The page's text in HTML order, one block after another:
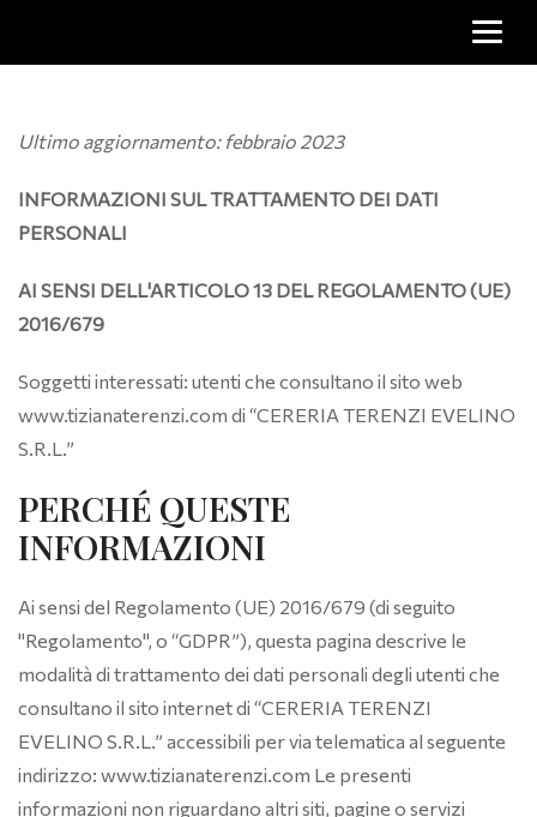
Ultimo aggiornamento: febbraio 2023
INFORMAZIONI SUL TRATTAMENTO DEI DATI
PERSONALI
AI SENSI DELL'ARTICOLO 13 DEL REGOLAMENTO (UE)
2016/679
Soggetti interessati: utenti che consultano il sito web
www.tizianaterenzi.com di “CERERIA TERENZI EVELINO
S.R.L.”
PERCHÉ QUESTE
INFORMAZIONI
Ai sensi del Regolamento (UE) 2016/679 (di seguito
"Regolamento", o “GDPR”), questa pagina descrive le
modalità di trattamento dei dati personali degli utenti che
consultano il sito internet di “CERERIA TERENZI
EVELINO S.R.L.” accessibili per via telematica al seguente
indirizzo: www.tizianaterenzi.com Le presenti
informazioni non riguardano altri siti, pagine o servizi